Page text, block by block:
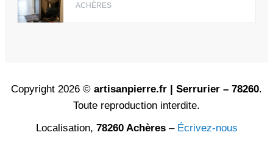
ACHÈRES
Copyright 2026 © artisanpierre.fr | Serrurier – 78260.
Toute reproduction interdite.
Localisation, 78260 Achères– Écrivez-nous